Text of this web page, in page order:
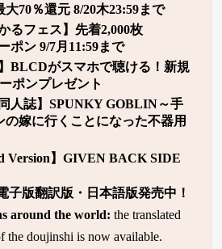
70％還元 8/20木23:59まで
るフェス】先着2,000枚
ポン 9/7月11:59まで
BLCDがスマホで聴ける！新規
ポンプレゼント
人誌】SPUNKY GOBLIN～手
の嫁に行くことになった不器用
Version】GIVEN BACK SIDE
子版翻訳版・日本語版発売中！
around the world: the translated
the doujinshi is now available.